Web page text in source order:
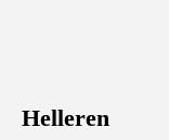
Helleren